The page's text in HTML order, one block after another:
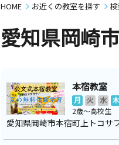
HOME お近くの教室を探す
愛知県岡崎
本宿教室
月 火 水 木
2歳～高校生
愛知県岡崎市本宿町上トコサ